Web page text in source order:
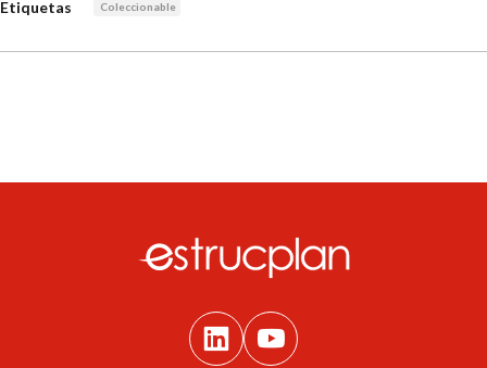
Etiquetas Coleccionable